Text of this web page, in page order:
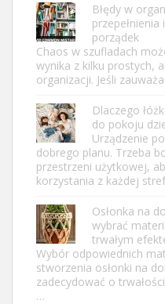
Błędy w
porządek
Chaos w szufladach
wynika z kilku prostych,
organizacji. Jeśli
Dlaczego
do pokoju
Urządzenie
dobrego planu. Trzeba
przestrzeni użytkowej,
korzystania z każdej
Osłonka na
wybrać
trwałym
Wybór odpowiednich
stworzenia osłonki na
zadecydować o
…